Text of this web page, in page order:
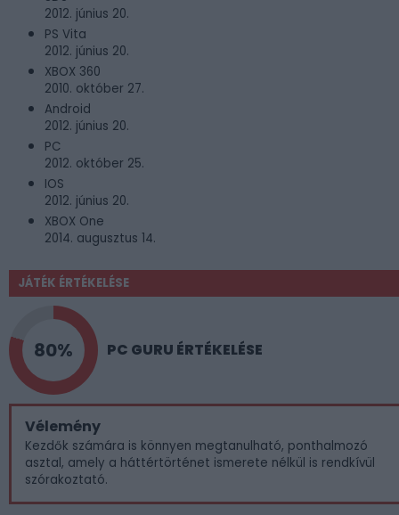
2012. június 20.
PS Vita
2012. június 20.
XBOX 360
2010. október 27.
Android
2012. június 20.
PC
2012. október 25.
IOS
2012. június 20.
XBOX One
2014. augusztus 14.
JÁTÉK ÉRTÉKELÉSE
80% PC GURU ÉRTÉKELÉSE
Vélemény
Kezdők számára is könnyen megtanulható, ponthalmozó
asztal, amely a háttértörténet ismerete nélkül is rendkívül
szórakoztató.